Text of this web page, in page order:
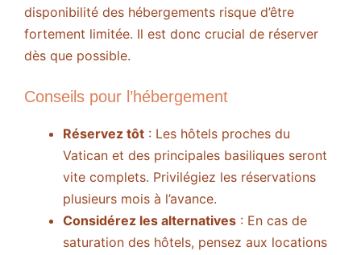
disponibilité des hébergements risque d’être
fortement limitée. Il est donc crucial de réserver
dès que possible.
Conseils pour l’hébergement
Réservez tôt : Les hôtels proches du
Vatican et des principales basiliques seront
vite complets. Privilégiez les réservations
plusieurs mois à l’avance.
Considérez les alternatives : En cas de
saturation des hôtels, pensez aux locations